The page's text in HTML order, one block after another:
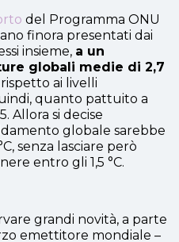
del Programma ONU
finora presentati dai
insieme, a un
globali medie di 2,7
ai livelli
quanto pattuito a
Allora si decise
globale sarebbe
senza lasciare però
entro gli 1,5 °C.
grandi novità, a parte
emettitore mondiale –